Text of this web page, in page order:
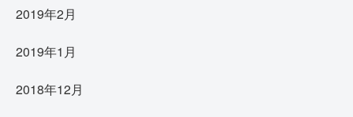
2019年2月
2019年1月
2018年12月